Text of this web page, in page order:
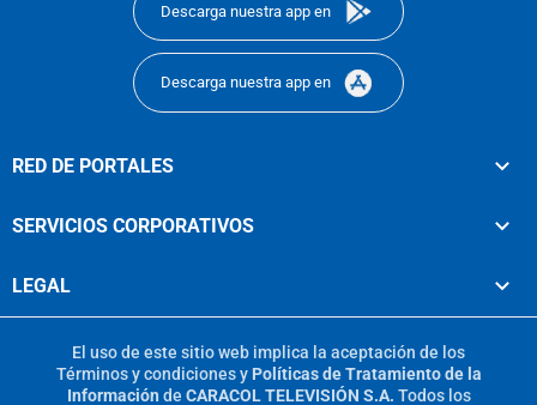
Descarga nuestra app en
Descarga nuestra app en
RED DE PORTALES
SERVICIOS CORPORATIVOS
LEGAL
El uso de este sitio web implica la aceptación de los
Términos y condicionesy Políticas de Tratamiento de la
Información de CARACOL TELEVISIÓN S.A. Todos los